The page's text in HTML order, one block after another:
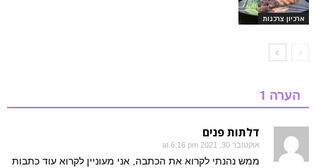
ארכיון צרכנות
הערה 1
דלתות פנים
אוקטובר 30, 2021 at 6:16 pm
ממש נהנתי לקרוא את הכתבה, אני מעוניין לקרוא עוד כתבות